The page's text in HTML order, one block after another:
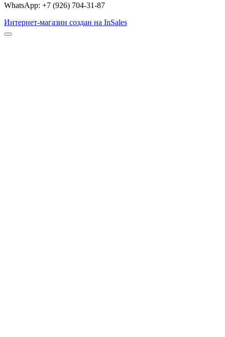
WhatsApp: +7 (926) 704-31-87
Интернет-магазин создан на InSales